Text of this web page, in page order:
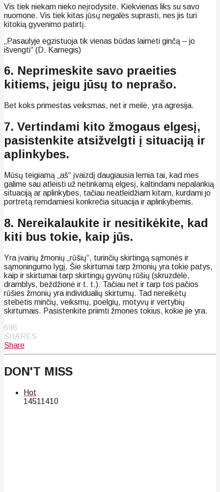
Vis tiek niekam nieko neįrodysite. Kiekvienas liks su savo
nuomone. Vis tiek kitas jūsų negalės suprasti, nes jis turi
kitokią gyvenimo patirtį.
„Pasaulyje egzistuoja tik vienas būdas laimėti ginčą – jo
išvengti“ (D. Karnegis)
6. Neprimeskite savo praeities
kitiems, jeigu jūsų to neprašo.
Bet koks primestas veiksmas, net ir meilė, yra agresija.
7. Vertindami kito žmogaus elgesį,
pasistenkite atsižvelgti į situaciją ir
aplinkybes.
Mūsų teigiamą „aš“ įvaizdį daugiausia lemia tai, kad mes
galime sau atleisti už netinkamą elgesį, kaltindami nepalankią
situaciją ar aplinkybes, tačiau neatleidžiam kitam, kurdami jo
portretą remdamiesi konkrečia situacija ir aplinkybėmis.
8. Nereikalaukite ir nesitikėkite, kad
kiti bus tokie, kaip jūs.
Yra įvairių žmonių „rūšių“, turinčių skirtingą sąmonės ir
sąmoningumo lygį. Šie skirtumai tarp žmonių yra tokie patys,
kaip ir skirtumai tarp skirtingų gyvūnų rūšių (skruzdėlė,
dramblys, beždžionė ir t. t.). Tačiau net ir tarp tos pačios
rūšies žmonių yra individualių skirtumų. Tad nereikėtų
stebėtis minčių, veiksmų, poelgių, motyvų ir vertybių
skirtumais. Pasistenkite priimti žmones tokius, kokie jie yra.
696
SHARES
Share
DON'T MISS
Hot
14511410